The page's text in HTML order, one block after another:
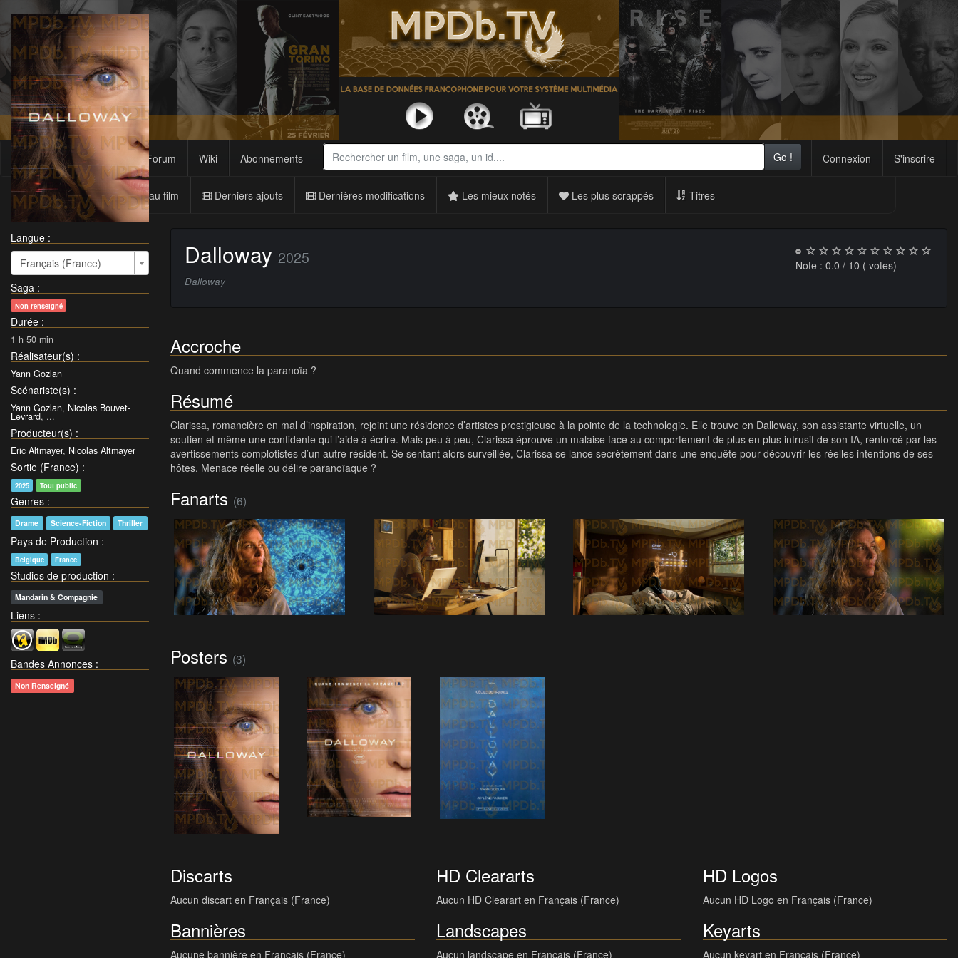
Films Sagas Forum Wiki Abonnements Connexion S'inscrire
Go !
Nouveau film Derniers ajouts Dernières modifications Les mieux notés Les plus scrappés Titres
Langue :
Français (France)
Saga :
Non renseigné
Durée :
1 h 50 min
Réalisateur(s) :
Yann Gozlan
Scénariste(s) :
Yann Gozlan, Nicolas Bouvet-
Levrard, ...
Producteur(s) :
Eric Altmayer, Nicolas Altmayer
Sortie (France) :
2025 Tout public
Genres :
Drame Science-Fiction Thriller
Pays de Production :
Belgique France
Studios de production :
Mandarin & Compagnie
Liens :
Bandes Annonces :
Non Renseigné
Note : 0.0 / 10 ( votes)
Dalloway 2025
Dalloway
Accroche
Quand commence la paranoïa ?
Résumé
Clarissa, romancière en mal d’inspiration, rejoint une résidence d’artistes prestigieuse à la pointe de la technologie. Elle trouve en Dalloway, son assistante virtuelle, un
soutien et même une confidente qui l’aide à écrire. Mais peu à peu, Clarissa éprouve un malaise face au comportement de plus en plus intrusif de son IA, renforcé par les
avertissements complotistes d’un autre résident. Se sentant alors surveillée, Clarissa se lance secrètement dans une enquête pour découvrir les réelles intentions de ses
hôtes. Menace réelle ou délire paranoïaque ?
Fanarts (6)
Posters (3)
Discarts
Aucun discart en Français (France)
HD Cleararts
Aucun HD Clearart en Français (France)
HD Logos
Aucun HD Logo en Français (France)
Bannières
Aucune bannière en Français (France)
Landscapes
Aucun landscape en Français (France)
Keyarts
Aucun keyart en Français (France)